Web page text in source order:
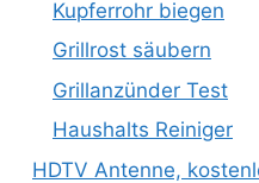
Kupferrohr biegen
Grillrost säubern
Grillanzünder Test
Haushalts Reiniger
HDTV Antenne,